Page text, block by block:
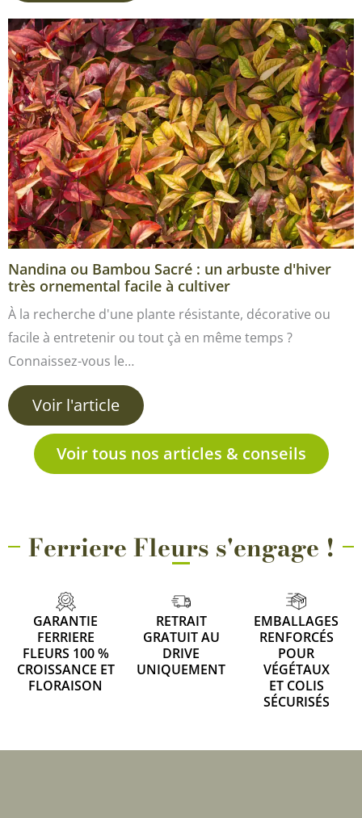
Nandina ou Bambou Sacré : un arbuste d'hiver
très ornemental facile à cultiver
À la recherche d'une plante résistante, décorative ou
facile à entretenir ou tout çà en même temps ?
Connaissez-vous le…
Voir l'article
Voir tous nos articles & conseils
Ferriere Fleurs s'engage !
GARANTIE
FERRIERE
FLEURS 100 %
CROISSANCE ET
FLORAISON
RETRAIT
GRATUIT AU
DRIVE
UNIQUEMENT
EMBALLAGES
RENFORCÉS
POUR
VÉGÉTAUX
ET COLIS
SÉCURISÉS